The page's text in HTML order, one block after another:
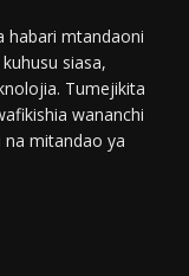
habari mtandaoni
siasa,
Tumejikita
wananchi
mitandao ya